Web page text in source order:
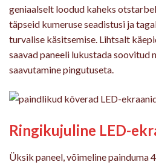
geniaalselt loodud kaheks
täpseid kumeruse seadistusi ja
turvalise käsitsemise. Lihtsalt
saavad paneeli lukustada soovitud
saavutamine pingutuseta.
Ringikujuline LED-
Üksik paneel, võimeline painduma